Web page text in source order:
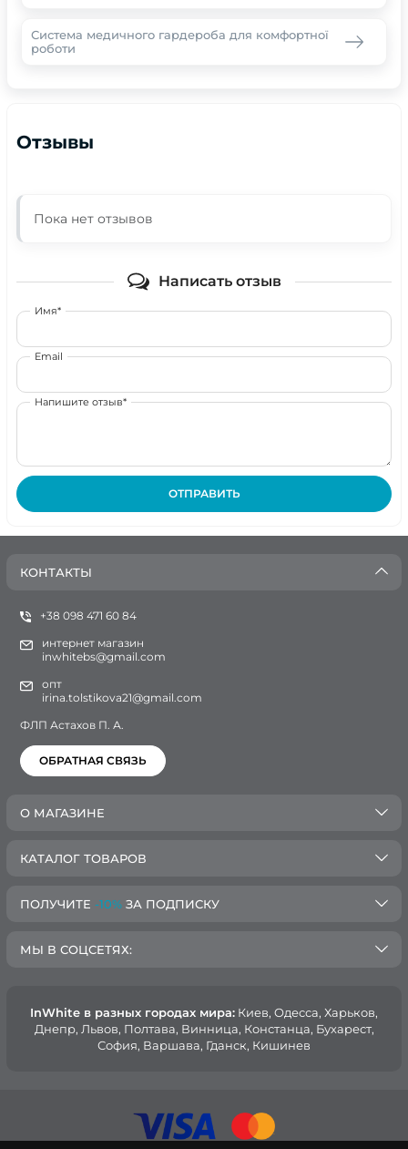
Система медичного гардероба для комфортної
роботи
Отзывы
Пока нет отзывов
Написать отзыв
Имя*
Email
Напишите отзыв*
ОТПРАВИТЬ
КОНТАКТЫ
+38 098 471 60 84
интернет магазин
inwhitebs@gmail.com
опт
irina.tolstikova21@gmail.com
ФЛП Астахов П. А.
ОБРАТНАЯ СВЯЗЬ
О МАГАЗИНЕ
КАТАЛОГ ТОВАРОВ
ПОЛУЧИТЕ -10% ЗА ПОДПИСКУ
МЫ В СОЦСЕТЯХ:
InWhite в разных городах мира: Киев, Oдесса, Харьков,
Днепр, Львов, Полтава, Винница, Констанца, Бухарест,
София, Варшава, Гданск, Кишинев